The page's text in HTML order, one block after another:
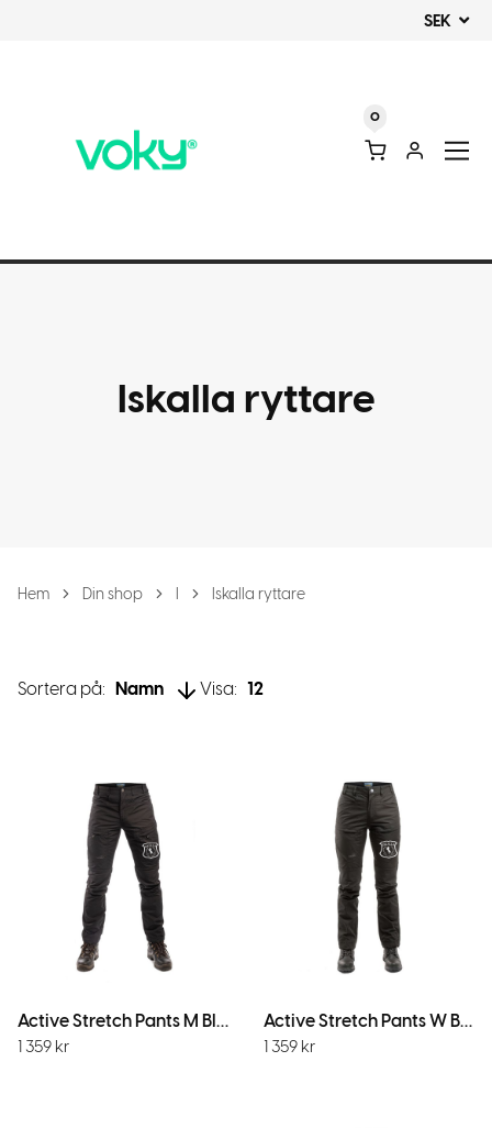
SEK
0
Iskalla ryttare
Hem Din shop Iskalla ryttare
Sortera på: Namn Visa: 12
Active Stretch Pants M Black
1 359 kr
Active Stretch Pants W Black
1 359 kr